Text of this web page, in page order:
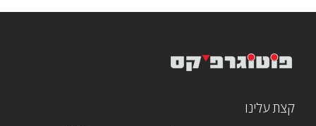
קצת עלינו